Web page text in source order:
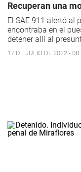
Recuperan una
El SAE 911 alertó al
encontraba en el
detener allí al
17 DE JULIO DE 2022 -